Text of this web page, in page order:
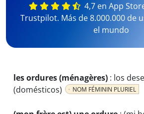
4,7 en App
Trustpilot. Más de 8.000.000 de
el mundo
les ordures (ménagères) : los
(domésticos)
NOM FÉMININ PLURIEL